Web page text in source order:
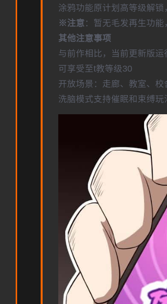
涂鸦功能原计划高等级解
※注意 ：暂无毛发再生功
其他注意事项
与前作相比，当前更新版
可享受至t教等级30
开放场景：走廊、教室、校
洗脑模式支持催眠和束缚玩